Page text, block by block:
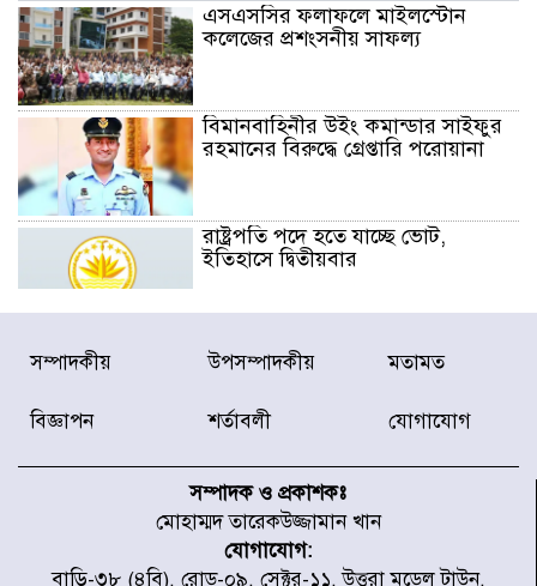
এসএসসির ফলাফলে মাইলস্টোন
কলেজের প্রশংসনীয় সাফল্য
বিমানবাহিনীর উইং কমান্ডার সাইফুর
রহমানের বিরুদ্ধে গ্রেপ্তারি পরোয়ানা
রাষ্ট্রপতি পদে হতে যাচ্ছে ভোট,
ইতিহাসে দ্বিতীয়বার
রাষ্ট্রপতি নির্বাচনে ১১ দলীয় জোটের
প্রার্থী কর্নেল অলি আহমদ
নতুন উদ্যোগ নিকুঞ্জ-টানপাড়ায়
নবনির্বাচিত কার্যনির্বাহী পরিষদের
সম্পাদকীয় উপসম্পাদকীয় মতামত
বিজ্ঞাপন শর্তাবলী যোগাযোগ
সম্পাদক ও প্রকাশকঃ
মোহাম্মদ তারেকউজ্জামান খান
যোগাযোগ:
বাড়ি-৩৮ (৪বি), রোড-০৯, সেক্টর-১১, উত্তরা মডেল টাউন,